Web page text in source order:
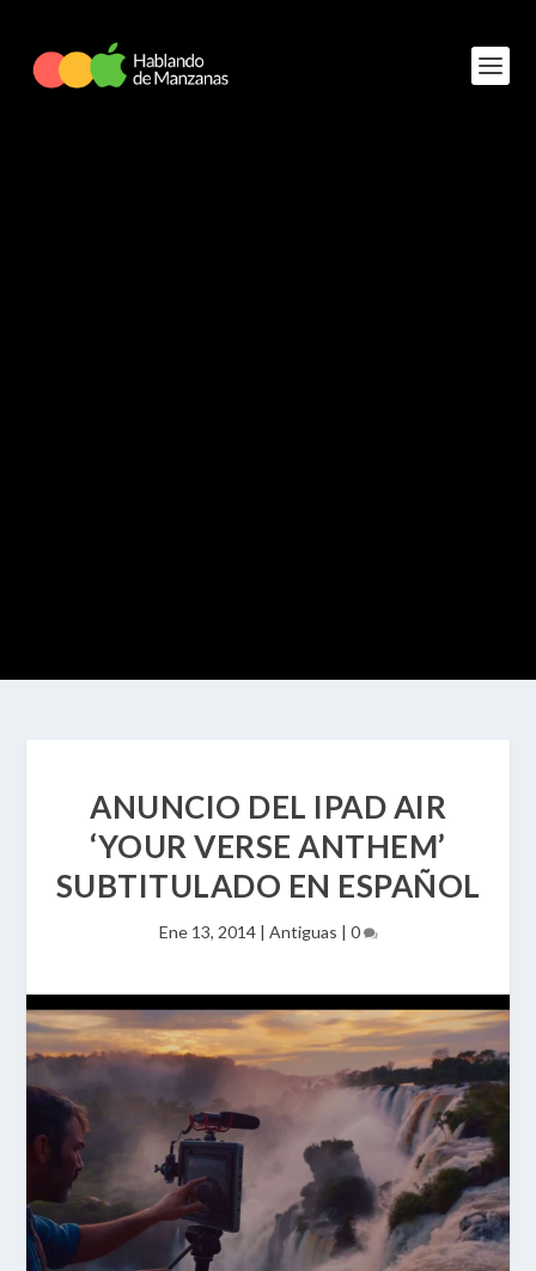
ANUNCIO DEL IPAD AIR
‘YOUR VERSE ANTHEM’
SUBTITULADO EN ESPAÑOL
Ene 13, 2014| Antiguas | 0